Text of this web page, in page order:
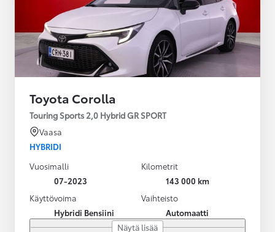
Toyota Corolla
Touring Sports 2,0 Hybrid GR SPORT
Vaasa
HYBRIDI
Vuosimalli
07-2023
Kilometrit
143 000 km
Käyttövoima
Hybridi Bensiini
Vaihteisto
Automaatti
Näytä lisää